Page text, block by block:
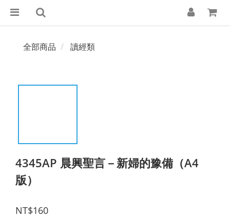
全部商品 讀經類
4345AP 晨興聖言－新婦的豫備（A4
版）
NT$160